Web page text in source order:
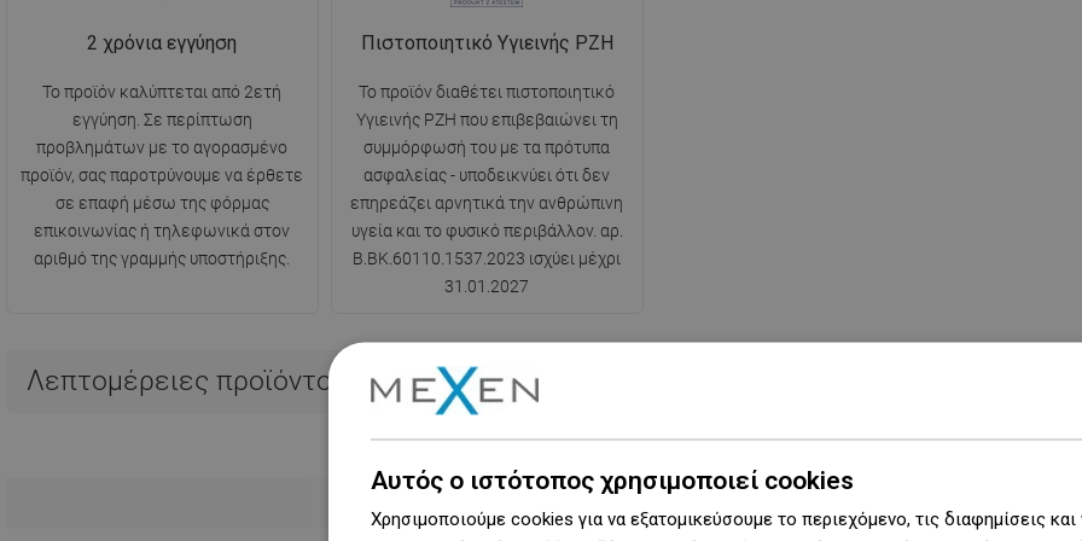
2 χρόνια εγγύηση
Το προϊόν καλύπτεται από 2ετή
εγγύηση. Σε περίπτωση
προβλημάτων με το αγορασμένο
προϊόν, σας παροτρύνουμε να έρθετε
σε επαφή μέσω της φόρμας
επικοινωνίας ή τηλεφωνικά στον
αριθμό της γραμμής υποστήριξης.
Πιστοποιητικό Υγιεινής PZH
Το προϊόν διαθέτει πιστοποιητικό
Υγιεινής PZH που επιβεβαιώνει τη
συμμόρφωσή του με τα πρότυπα
ασφαλείας - υποδεικνύει ότι δεν
επηρεάζει αρνητικά την ανθρώπινη
υγεία και το φυσικό περιβάλλον. αρ.
B.BK.60110.1537.2023 ισχύει μέχρι
31.01.2027
Λεπτομέρειες προϊόντος
Αυτός ο ιστότοπος χρησιμοποιεί cookies
Χρησιμοποιούμε cookies για να εξατομικεύσουμε το περιεχόμενο, τις διαφημίσεις